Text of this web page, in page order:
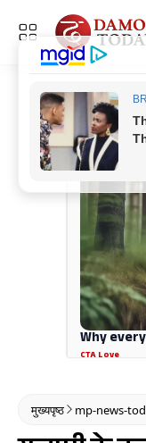
मुख्यपृष्ठ mp-news-